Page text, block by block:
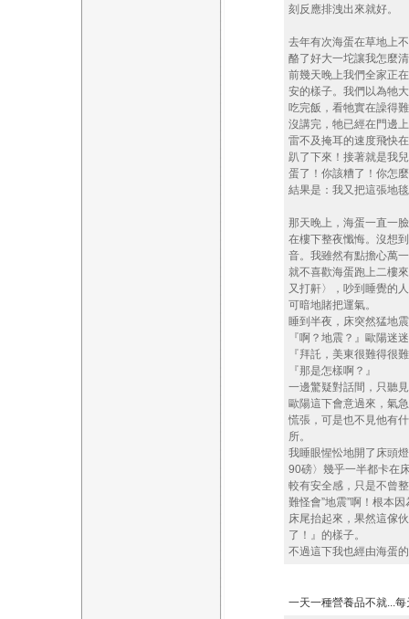
刻反應排洩出來就好。
去年有次海蛋在草地上
酪了好大一坨讓我怎麼
前幾天晚上我們全家正
安的樣子。我們以為牠
吃完飯，看牠實在譟得
沒講完，牠已經在門邊
雷不及掩耳的速度飛快
趴了下來！接著就是我
蛋了！你該糟了！你怎
結果是：我又把這張地
那天晚上，海蛋一直一
在樓下整夜懺悔。沒想
音。我雖然有點擔心萬
就不喜歡海蛋跑上二樓
又打鼾〉，吵到睡覺的
可暗地賭把運氣。
睡到半夜，床突然猛地
『啊？地震？』歐陽迷
『拜託，美東很難得很
『那是怎樣啊？』
一邊驚疑對話間，只聽
歐陽這下會意過來，氣
慌張，可是也不見他有
所。
我睡眼惺忪地開了床頭
90磅〉幾乎一半都卡在
較有安全感，只是不曾
難怪會”地震”啊！根本
床尾抬起來，果然這傢
了！』的樣子。
不過這下我也經由海蛋
一天一種營養品不就...每